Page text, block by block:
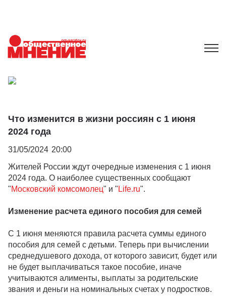
Что изменится в жизни россиян с 1 июня
2024 года
31/05/2024 20:00
Жителей России ждут очередные изменения с 1 июня
2024 года. О наиболее существенных сообщают
"Московский комсомолец" и " Life.ru".
Изменение расчета единого пособия для семей
С 1 июня меняются правила расчета суммы единого
пособия для семей с детьми. Теперь при вычислении
среднедушевого дохода, от которого зависит, будет или
не будет выплачиваться такое пособие, иначе
учитываются алименты, выплаты за родительские
звания и деньги на номинальных счетах у подростков.